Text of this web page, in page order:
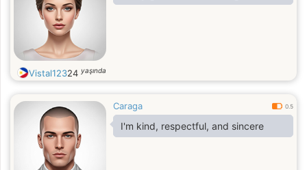
Vistal12324 yaşında
Caraga 0.5
I'm kind, respectful, and sincere